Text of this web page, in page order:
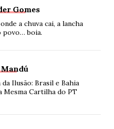
Gomes
a chuva cai, a lancha
povo… boia.
Ilusão: Brasil e Bahia
Mesma Cartilha do PT